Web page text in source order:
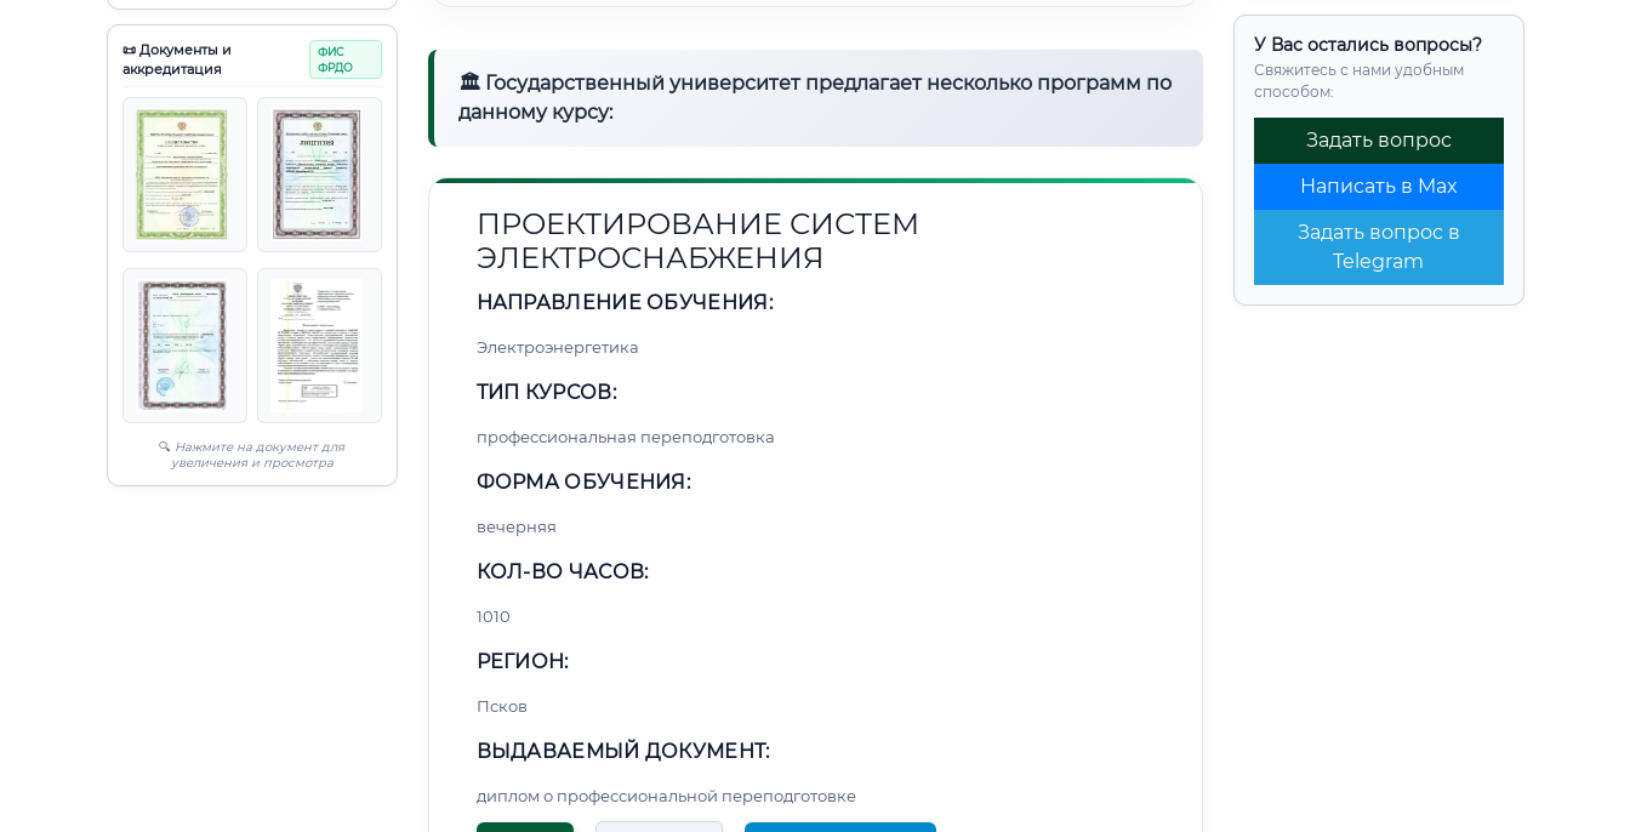
📜 Документы и
аккредитация
ФИС
ФРДО
🔍 Нажмите на документ для
увеличения и просмотра
У Вас остались вопросы?
Свяжитесь с нами удобным
способом:
Задать вопрос
Написать в Max
Задать вопрос в
Telegram
🏛 Государственный университет предлагает несколько программ по
данному курсу:
ПРОЕКТИРОВАНИЕ СИСТЕМ
ЭЛЕКТРОСНАБЖЕНИЯ
НАПРАВЛЕНИЕ ОБУЧЕНИЯ:
Электроэнергетика
ТИП КУРСОВ:
профессиональная переподготовка
ФОРМА ОБУЧЕНИЯ:
вечерняя
КОЛ-ВО ЧАСОВ:
1010
РЕГИОН:
Псков
ВЫДАВАЕМЫЙ ДОКУМЕНТ:
диплом о профессиональной переподготовке